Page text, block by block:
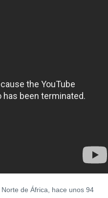
Norte de África, hace unos 94